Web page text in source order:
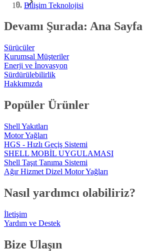
Bilişim Teknolojisi
Devamı Şurada: Ana Sayfa
Sürücüler
Kurumsal Müşteriler
Enerji ve İnovasyon
Sürdürülebilirlik
Hakkımızda
Popüler Ürünler
Shell Yakıtları
Motor Yağları
HGS - Hızlı Geçiş Sistemi
SHELL MOBİL UYGULAMASI
Shell Taşıt Tanıma Sistemi
Ağır Hizmet Dizel Motor Yağları
Nasıl yardımcı olabiliriz?
İletişim
Yardım ve Destek
Bize Ulaşın